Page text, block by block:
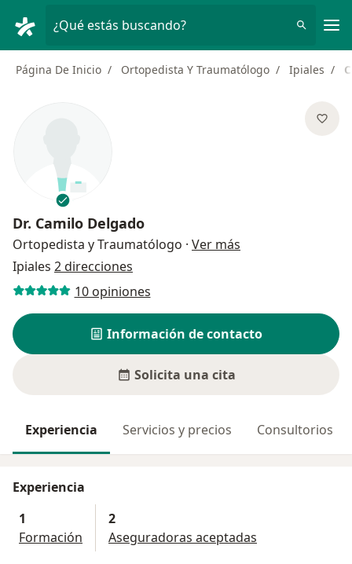
¿Qué estás buscando?
Página De Inicio Ortopedista Y Traumatólogo Ipiales
Dr. Camilo Delgado
Ortopedista y Traumatólogo · Ver más
Ipiales 2 direcciones
10 opiniones
Información de contacto
Solicita una cita
Experiencia Servicios y precios Consultorios
Experiencia
1
Formación
2
Aseguradoras aceptadas